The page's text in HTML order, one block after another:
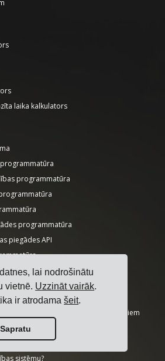
lai nodrošinātu
vietnē. Uzzināt vairāk.
ir atrodamašeit.
Sapratu
laika kalkulators
programmatūra
programmatūra
piegādes API
programmatūras preču īpašniekiem
piegādes programmatūru?
konkursu?
sistēmu?